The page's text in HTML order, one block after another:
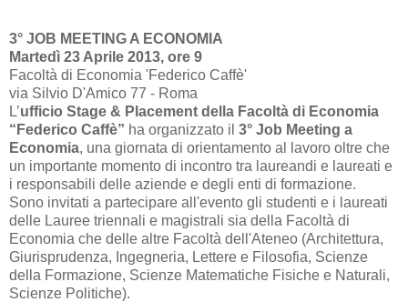
3° JOB MEETING A ECONOMIA
Martedì 23 Aprile 2013, ore 9
Facoltà di Economia 'Federico Caffè'
via Silvio D'Amico 77 - Roma
L’ufficio Stage & Placement della Facoltà di Economia
“Federico Caffè” ha organizzato il 3° Job Meeting a
Economia, una giornata di orientamento al lavoro oltre che
un importante momento di incontro tra laureandi e laureati e
i responsabili delle aziende e degli enti di formazione.
Sono invitati a partecipare all'evento gli studenti e i laureati
delle Lauree triennali e magistrali sia della Facoltà di
Economia che delle altre Facoltà dell'Ateneo (Architettura,
Giurisprudenza, Ingegneria, Lettere e Filosofia, Scienze
della Formazione, Scienze Matematiche Fisiche e Naturali,
Scienze Politiche).